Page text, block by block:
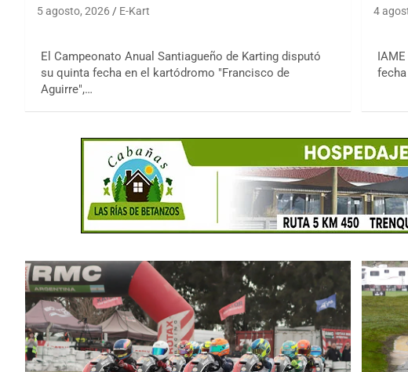
5 agosto, 2026 E-Kart
El Campeonato Anual Santiagueño de Karting disputó
su quinta fecha en el kartódromo "Francisco de
Aguirre",…
4